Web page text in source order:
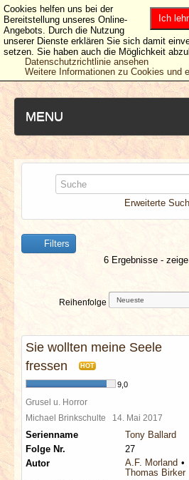
MENU
NEUESTE ARTIKEL
NEWS & DATES
BERICHTE
VERLOSUNGEN
SPECIALS
REDAKTION
LINKS
Erweiterte
Filters
6 Ergebnisse -
Reihenfolge
Sie wollten meine Seele
fressen
HOT
9,0
Grusel u. Horror
Michael Brinkschulte 14. Mai 2017
Serienname
Tony Ballard
Folge Nr.
27
Autor
A.F. Morland
Thomas Birker
Ich
Cookies helfen uns bei der
Bereitstellung unseres Online-
Angebots. Durch die Nutzung
unserer Dienste erklären Sie sich damit
setzen. Sie haben auch die Möglichkeit
Datenschutzrichtlinie ansehen
Weitere Informationen zu Cookies und